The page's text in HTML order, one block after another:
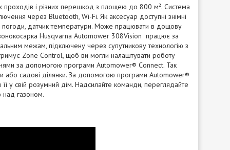
проходів і різних перешкод з площею до 800 м². Система
через Bluetooth, Wi-Fi. Як аксесуар доступні знімні
погоди, датчик температури. Може працювати в дощову
Husqvarna Automower 308Vision працює за
межам, підключену через супутникову технологію з
Zone Control, щоб ви могли налаштувати роботу
за допомогою програми Automower® Connect. Так
або садові ділянки. За допомогою програми Automower®
у свій розумний дім. Надсилайте команди, переглядайте
над газоном.